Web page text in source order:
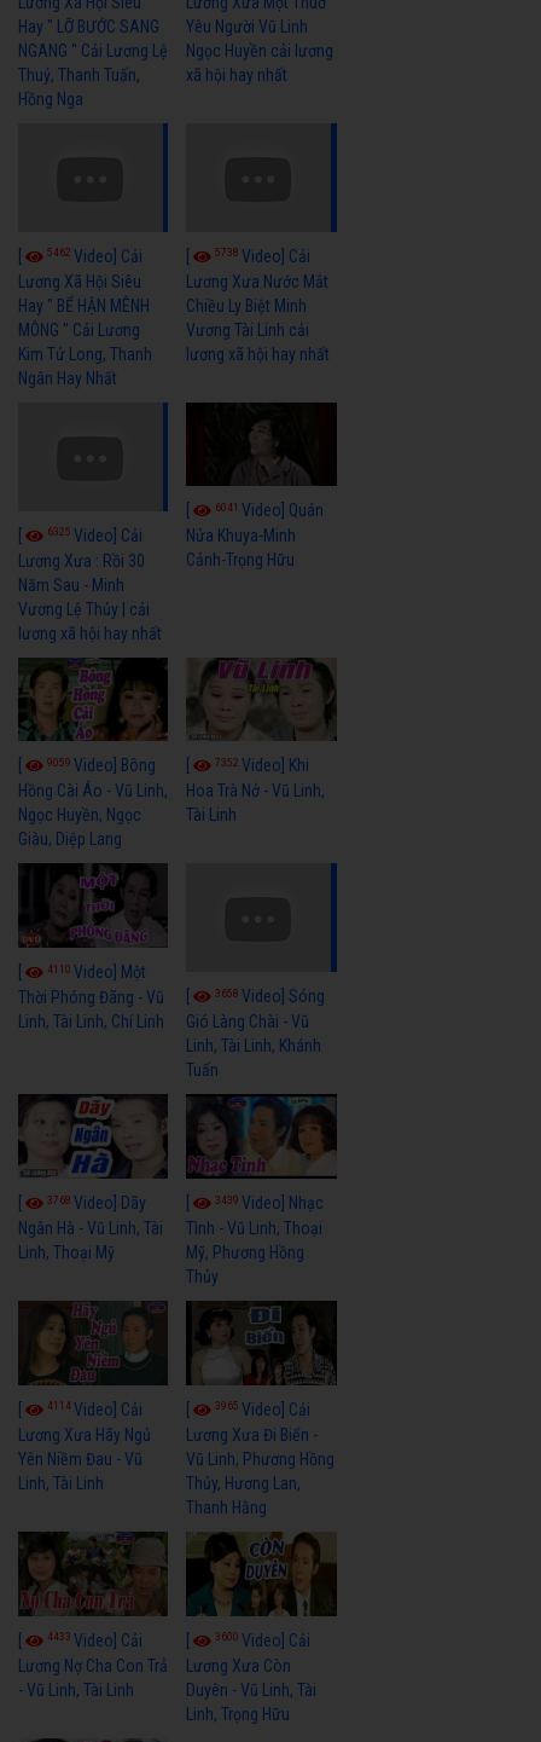
Hay " LỠ BƯỚC SANG
NGANG " Cải Lương Lệ
Thuỷ, Thanh Tuấn,
Hồng Nga
Yêu Người Vũ Linh
Ngọc Huyền cải lương
xã hội hay nhất
[ 5462 Video] Cải
Lương Xã Hội Siêu
Hay " BỂ HẬN MÊNH
MÔNG " Cải Lương
Kim Tử Long, Thanh
Ngân Hay Nhất
[ 5738Video] Cải
Lương Xưa Nước Mắt
Chiều Ly Biệt Minh
Vương Tài Linh cải
lương xã hội hay nhất
[ 6325 Video] Cải
Lương Xưa : Rồi 30
Năm Sau - Minh
Vương Lệ Thủy | cải
lương xã hội hay nhất
6041Video] Quán
Nửa Khuya-Minh
Cảnh-Trọng Hữu
9059 Video] Bông
Hồng Cài Áo - Vũ Linh,
Ngọc Huyền, Ngọc
Giàu, Diệp Lang
7352Video] Khi
Hoa Trà Nở - Vũ Linh,
Tài Linh
4110 Video] Một
Thời Phóng Đãng - Vũ
Linh, Tài Linh, Chí Linh
3658Video] Sóng
Gió Làng Chài - Vũ
Linh, Tài Linh, Khánh
Tuấn
3768 Video] Dãy
Ngân Hà - Vũ Linh, Tài
Linh, Thoại Mỹ
3439Video] Nhạc
Tình - Vũ Linh, Thoại
Mỹ, Phương Hồng
Thủy
4114Video] Cải
Lương Xưa Hãy Ngủ
Yên Niềm Đau - Vũ
Linh, Tài Linh
3965Video] Cải
Lương Xưa Đi Biển -
Vũ Linh, Phương Hồng
Thủy, Hương Lan,
Thanh Hằng
4433 Video] Cải
Lương Nợ Cha Con Trả
- Vũ Linh, Tài Linh
3600Video] Cải
Lương Xưa Còn
Duyên - Vũ Linh, Tài
Linh, Trọng Hữu